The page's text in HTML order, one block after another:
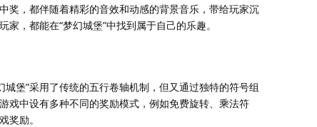
奖，都伴随着精彩的音效和动感的背景音乐，带给玩家沉
，都能在“梦幻城堡”中找到属于自己的乐趣。
堡”采用了传统的五行卷轴机制，但又通过独特的符号组
戏中设有多种不同的奖励模式，例如免费旋转、乘法符
奖励。